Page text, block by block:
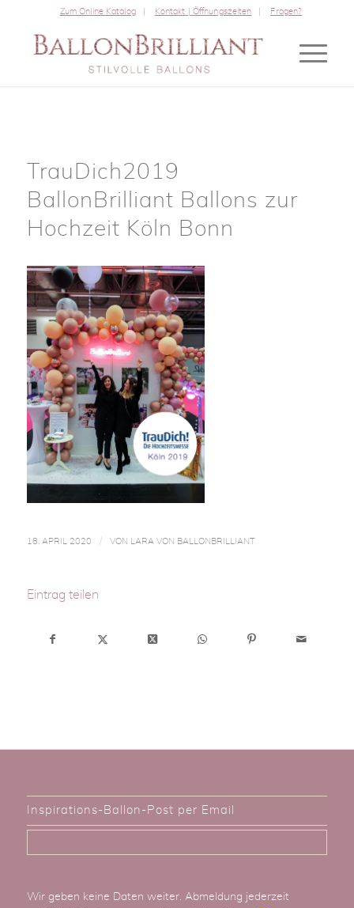
Zum Online Katalog Kontakt | Öffnungszeiten Fragen?
TrauDich2019
BallonBrilliant Ballons zur
Hochzeit Köln Bonn
18. APRIL 2020 / VON LARA VON BALLONBRILLIANT
Eintrag teilen
Inspirations-Ballon-Post per Email
Wir geben keine Daten weiter. Abmeldung jederzeit